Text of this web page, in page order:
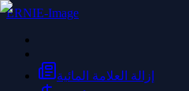
ERNIE-Image
إزالة العلامة المائية